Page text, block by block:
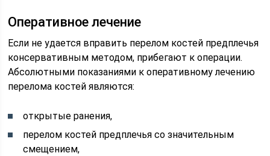
Оперативное лечение
Если не удается вправить перелом костей предплечья
консервативным методом, прибегают к операции.
Абсолютными показаниями к оперативному лечению
перелома костей являются:
открытые ранения,
перелом костей предплечья со значительным
смещением,